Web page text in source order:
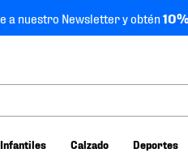
a nuestro Newsletter y obtén
Infantiles Calzado Deportes